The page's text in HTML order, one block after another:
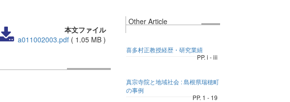
本文ファイル
a011002003.pdf ( 1.05 MB )
Other Article
喜多村正教授経歴・研究業績
PP. i - iii
真宗寺院と地域社会 : 島根県瑞穂町
の事例
PP. 1 - 19